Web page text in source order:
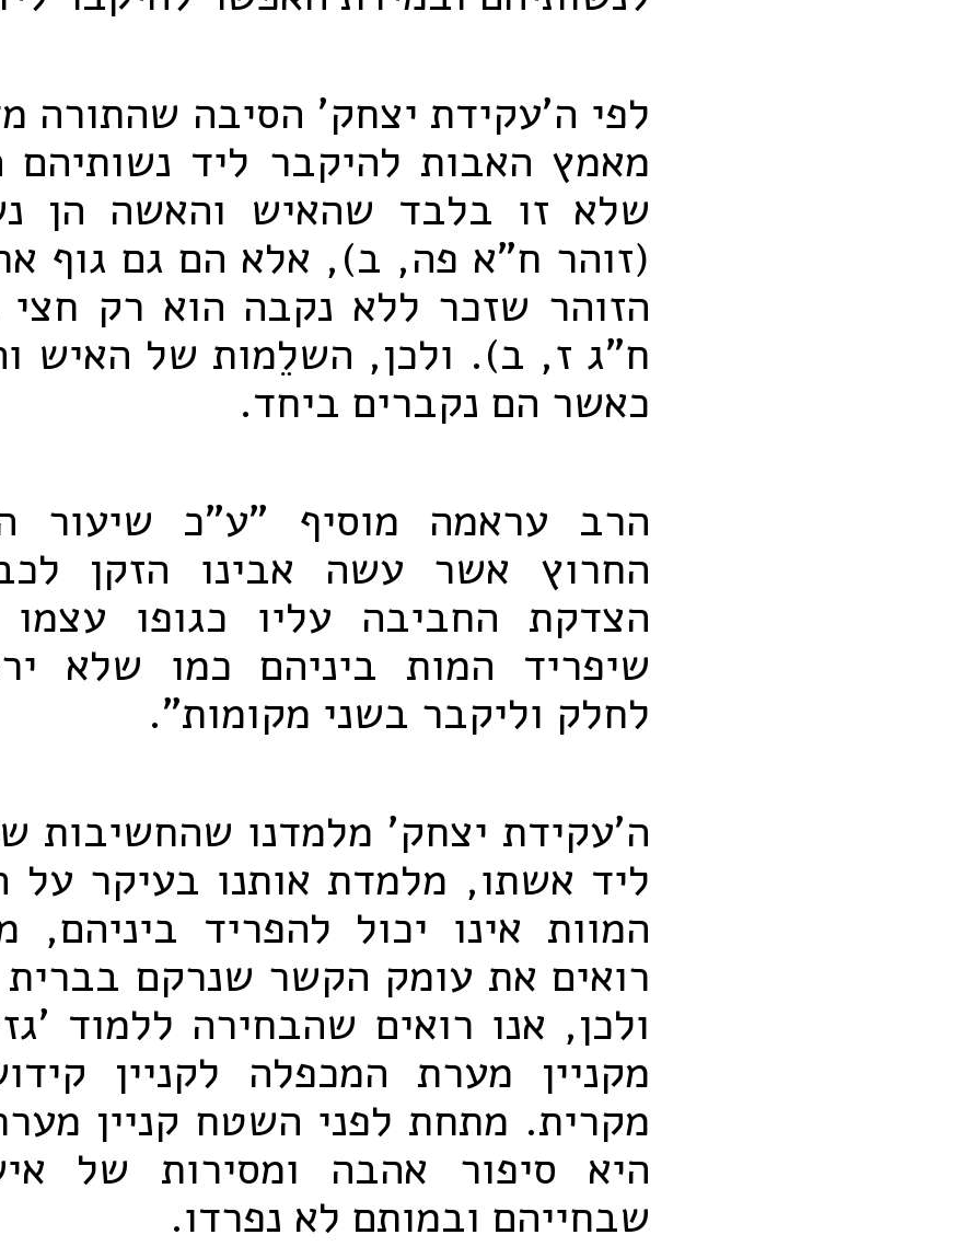
לפי ה'עקידת יצחק' הסיבה שהתורה
מאמץ האבות להיקבר ליד נשותיהם
שלא זו בלבד שהאיש והאשה הן
(זוהר ח"א פה, ב), אלא הם גם גוף
הזוהר שזכר ללא נקבה הוא רק חצי
ח"ג ז, ב). ולכן, השלֵמות של האיש
כאשר הם נקברים ביחד.
הרב עראמה מוסיף "ע"כ שיעור
החרוץ אשר עשה אבינו הזקן
הצדקת החביבה עליו כגופו
שיפריד המות ביניהם כמו שלא
לחלק וליקבר בשני מקומות".
ה'עקידת יצחק' מלמדנו שהחשיבות
ליד אשתו, מלמדת אותנו בעיקר על
המוות אינו יכול להפריד ביניהם,
רואים את עומק הקשר שנרקם בברית
ולכן, אנו רואים שהבחירה ללמוד
מקניין מערת המכפלה לקניין
מקרית. מתחת לפני השטח קניין
היא סיפור אהבה ומסירות של
שבחייהם ובמותם לא נפרדו.